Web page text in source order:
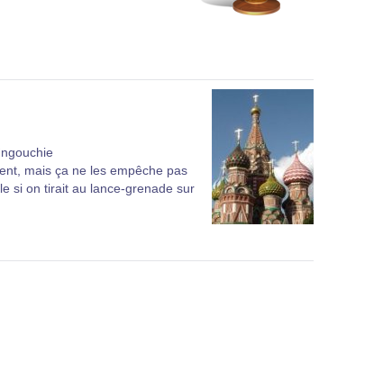
mais ça ne les empêche pas
si on tirait au lance-grenade sur